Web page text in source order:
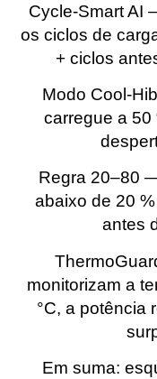
Cycle-Smart AI
os ciclos de
+ ciclos
Modo Cool-
carregue a 50
Regra 20–80
abaixo de 20
antes
monitorizam a
°C, a potência
Em suma: